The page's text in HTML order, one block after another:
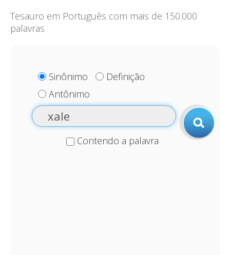
Tesauro em Português com mais de 150.000
palavras
Sinônimo
Definição
Antônimo
Contendo a palavra